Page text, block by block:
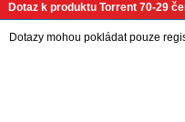
Dotaz k produktu Torrent 70-29
Dotazy mohou pokládat pouze